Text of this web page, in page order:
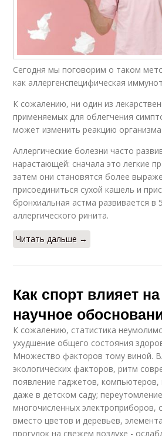
Сегодня мы поговорим о таком
как аллергенспецифическая
К сожалению, ни один из
применяемых для облегчения
может изменить реакцию организма
Аллергические болезни часто
нарастающей: сначала это легкие
затем они становятся более
присоединиться сухой кашель и
бронхиальная астма развивается в
аллергического ринита.
Читать дальше →
Как спорт влияет
научное
К сожалению, статистика
ухудшение общего состояния
Множество факторов тому виной.
экологических факторов, ритм
появление гаджетов, компьютеров,
даже в детском саду;
многочисленных электроприборов,
вместо цветов и деревьев,
прогулок на свежем воздухе -